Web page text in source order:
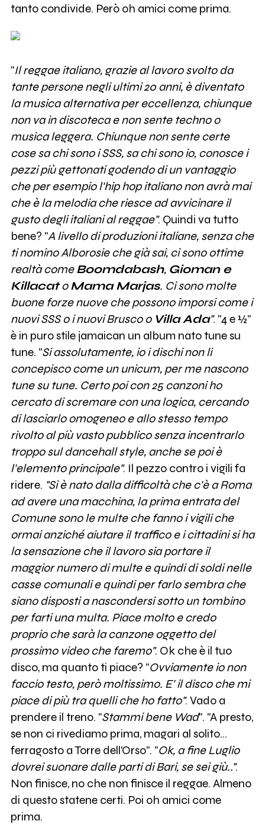
tanto condivide. Però oh amici come prima.
"Il reggae italiano, grazie al lavoro svolto da
tante persone negli ultimi 20 anni, è diventato
la musica alternativa per eccellenza, chiunque
non va in discoteca e non sente techno o
musica leggera. Chiunque non sente certe
cose sa chi sono i SSS, sa chi sono io, conosce i
pezzi più gettonati godendo di un vantaggio
che per esempio l'hip hop italiano non avrà mai
che è la melodia che riesce ad avvicinare il
gusto degli italiani al reggae". Quindi va tutto
bene? "A livello di produzioni italiane, senza che
ti nomino Alborosie che già sai, ci sono ottime
realtà comeBoomdabash, Gioman e
KillacatoMama Marjas. Ci sono molte
buone forze nuove che possono imporsi come i
nuovi SSS o i nuovi Brusco o Villa Ada". "4 e ½"
è in puro stile jamaican un album nato tune su
tune. "Si assolutamente, io i dischi non li
concepisco come un unicum, per me nascono
tune su tune. Certo poi con 25 canzoni ho
cercato di scremare con una logica, cercando
di lasciarlo omogeneo e allo stesso tempo
rivolto al più vasto pubblico senza incentrarlo
troppo sul dancehall style, anche se poi è
l'elemento principale". Il pezzo contro i vigili fa
ridere. "Si è nato dalla difficoltà che c'è a Roma
ad avere una macchina, la prima entrata del
Comune sono le multe che fanno i vigili che
ormai anziché aiutare il traffico e i cittadini si ha
la sensazione che il lavoro sia portare il
maggior numero di multe e quindi di soldi nelle
casse comunali e quindi per farlo sembra che
siano disposti a nascondersi sotto un tombino
per farti una multa. Piace molto e credo
proprio che sarà la canzone oggetto del
prossimo video che faremo". Ok che è il tuo
disco, ma quanto ti piace? "Ovviamente io non
faccio testo, però moltissimo. E' il disco che mi
piace di più tra quelli che ho fatto". Vado a
prendere il treno. "Stammi bene Wad". "A presto,
se non ci rivediamo prima, magari al solito…
ferragosto a Torre dell'Orso". "Ok, a fine Luglio
dovrei suonare dalle parti di Bari, se sei giù..".
Non finisce, no che non finisce il reggae. Almeno
di questo statene certi. Poi oh amici come
prima.